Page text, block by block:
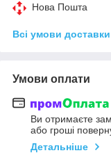
Нова Пошта
Всі умови доставки
Умови оплати
Ви отримаєте
або гроші
Детальніше